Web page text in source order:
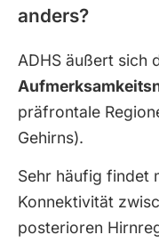
anders?
ADHS äußert sich
präfrontale
Gehirns).
Sehr häufig findet
Konnektivität
posterioren